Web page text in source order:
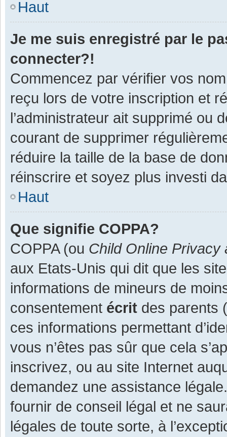
Haut
Je me suis enregistré par le
connecter?!
Commencez par vérifier vos
reçu lors de votre inscription et
l’administrateur ait supprimé ou
courant de supprimer
réduire la taille de la base de
réinscrire et soyez plus investi
Haut
Que signifie COPPA?
COPPA (ou Child Online Privacy
aux Etats-Unis qui dit que les
informations de mineurs de
consentement écrit des parents
ces informations permettant
vous n’êtes pas sûr que cela
inscrivez, ou au site Internet
demandez une assistance
fournir de conseil légal et ne
légales de toute sorte, à